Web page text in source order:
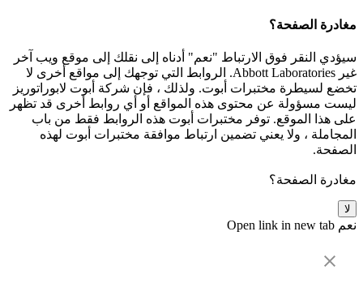
مغادرة الصفحة؟
سيؤدي النقر فوق الارتباط "نعم" أدناه إلى نقلك إلى موقع ويب آخر
غير Abbott Laboratories. الروابط التي توجهك إلى مواقع أخرى لا
تخضع لسيطرة مختبرات أبوت. ولذلك ، فإن شركة أبوت لابوراتوريز
ليست مسؤولة عن محتوى هذه المواقع أو أي روابط أخرى قد تظهر
على هذا الموقع. توفر مختبرات أبوت هذه الروابط فقط من باب
المجاملة ، ولا يعني تضمين ارتباط موافقة مختبرات أبوت لهذه
الصفحة.
مغادرة الصفحة؟
لا
نعم Open link in new tab